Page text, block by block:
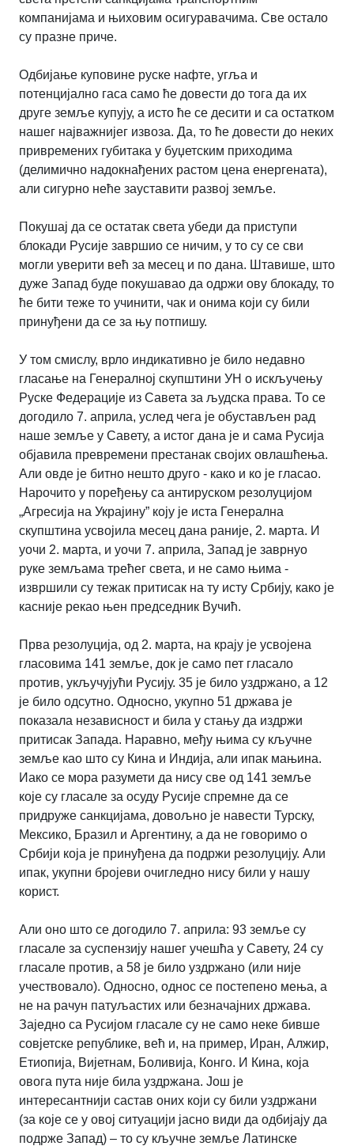
компанијама и њиховим осигуравачима. Све остало
су празне приче.
Одбијање куповине руске нафте, угља и
потенцијално гаса само ће довести до тога да их
друге земље купују, а исто ће се десити и са остатком
нашег најважнијег извоза. Да, то ће довести до неких
привремених губитака у буџетским приходима
(делимично надокнађених растом цена енергената),
али сигурно неће зауставити развој земље.
Покушај да се остатак света убеди да приступи
блокади Русије завршио се ничим, у то су се сви
могли уверити већ за месец и по дана. Штавише, што
дуже Запад буде покушавао да одржи ову блокаду, то
ће бити теже то учинити, чак и онима који су били
принуђени да се за њу потпишу.
У том смислу, врло индикативно је било недавно
гласање на Генералној скупштини УН о искључењу
Руске Федерације из Савета за људска права. То се
догодило 7. априла, услед чега је обустављен рад
наше земље у Савету, а истог дана је и сама Русија
објавила превремени престанак својих овлашћења.
Али овде је битно нешто друго - како и ко је гласао.
Нарочито у поређењу са антируском резолуцијом
„Агресија на Украјину” коју је иста Генерална
скупштина усвојила месец дана раније, 2. марта. И
уочи 2. марта, и уочи 7. априла, Запад је заврнуо
руке земљама трећег света, и не само њима -
извршили су тежак притисак на ту исту Србију, како је
касније рекао њен председник Вучић.
Прва резолуција, од 2. марта, на крају је усвојена
гласовима 141 земље, док је само пет гласало
против, укључујући Русију. 35 је било уздржано, а 12
је било одсутно. Односно, укупно 51 држава је
показала независност и била у стању да издржи
притисак Запада. Наравно, међу њима су кључне
земље као што су Кина и Индија, али ипак мањина.
Иако се мора разумети да нису све од 141 земље
које су гласале за осуду Русије спремне да се
придруже санкцијама, довољно је навести Турску,
Мексико, Бразил и Аргентину, а да не говоримо о
Србији која је принуђена да подржи резолуцију. Али
ипак, укупни бројеви очигледно нису били у нашу
корист.
Али оно што се догодило 7. априла: 93 земље су
гласале за суспензију нашег учешћа у Савету, 24 су
гласале против, а 58 је било уздржано (или није
учествовало). Односно, однос се постепено мења, а
не на рачун патуљастих или безначајних држава.
Заједно са Русијом гласале су не само неке бивше
совјетске републике, већ и, на пример, Иран, Алжир,
Етиопија, Вијетнам, Боливија, Конго. И Кина, која
овога пута није била уздржана. Још је
интересантнији састав оних који су били уздржани
(за које се у овој ситуацији јасно види да одбијају да
подрже Запад) – то су кључне земље Латинске